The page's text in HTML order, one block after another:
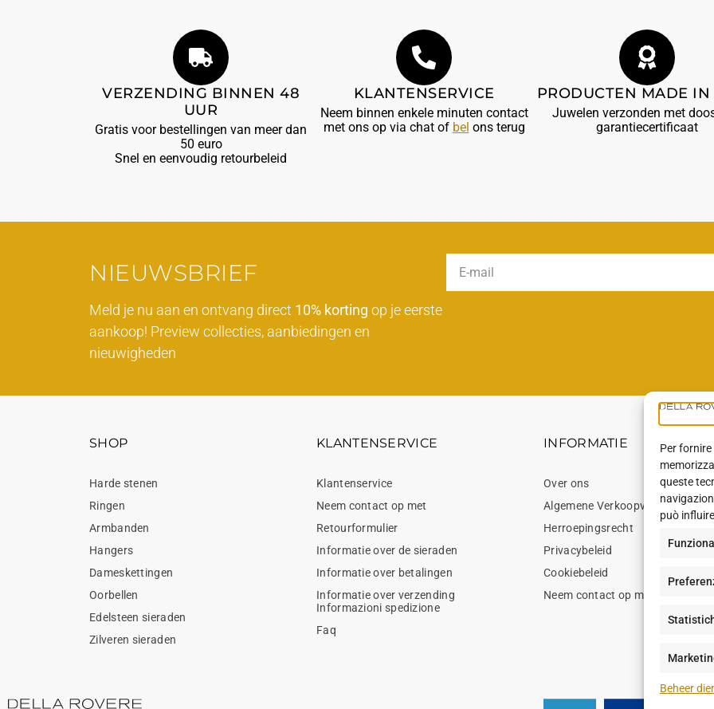
Per
queste
può
Beheer
VERZENDING BINNEN 48
UUR
Gratis voor bestellingen van meer dan
50 euro
Snel en eenvoudig retourbeleid
KLANTENSERVICE
Neem binnen enkele minuten contact
met ons op via chat of bel ons terug
PRODUCTEN MADE IN
Juwelen verzonden met
garantiecertificaat
NIEUWSBRIEF
Meld je nu aan en ontvang direct 10% korting op je eerste
aankoop! Preview collecties, aanbiedingen en
nieuwigheden
SHOP
Harde stenen
Ringen
Armbanden
Hangers
Dameskettingen
Oorbellen
Edelsteen sieraden
Zilveren sieraden
KLANTENSERVICE
Klantenservice
Neem contact op met
Retourformulier
Informatie over de sieraden
Informatie over betalingen
Informatie over verzending
Informazioni spedizione
Faq
INFORMATIE
Over ons
Algemene Verkoopvoorwaarden
Herroepingsrecht
Privacybeleid
Cookiebeleid
Neem contact op met